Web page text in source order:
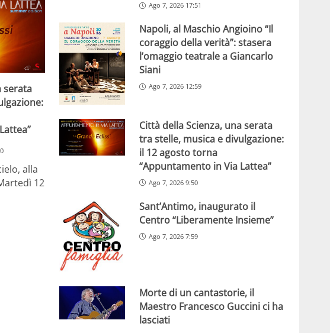
serata
alla
12
Ago 7, 2026 17:51
Napoli, al Maschio Angioino “Il
coraggio della verità”: stasera
l’omaggio teatrale a Giancarlo
Siani
Ago 7, 2026 12:59
Città della Scienza, una serata
tra stelle, musica e divulgazione:
il 12 agosto torna
“Appuntamento in Via Lattea”
Ago 7, 2026 9:50
Sant’Antimo, inaugurato il
Centro “Liberamente Insieme”
Ago 7, 2026 7:59
Morte di un cantastorie, il
Maestro Francesco Guccini ci ha
lasciati